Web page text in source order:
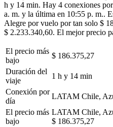
h y 14 min. Hay 4 conexiones
a. m. y la última en 10:55 p. m..
Alegre por vuelo por tan solo $
$ 2.233.340,60. El mejor precio
El precio más
bajo
$ 186.375,27
Duración del
viaje
1 h y 14 min
Conexión por
día
LATAM Chile,
El precio más
bajo
LATAM Chile,
$ 186.375,27